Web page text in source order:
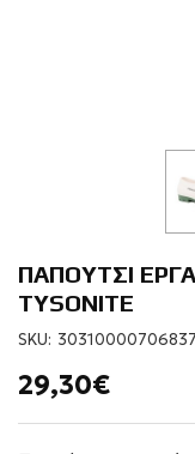
ΠΑΠΟΥΤΣΙ
TYSONITE
SKU: 30310000706837
29,30€